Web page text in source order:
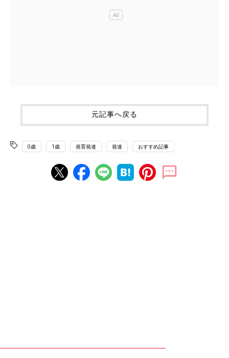
元記事へ戻る
0歳 1歳 発育発達 発達 おすすめ記事